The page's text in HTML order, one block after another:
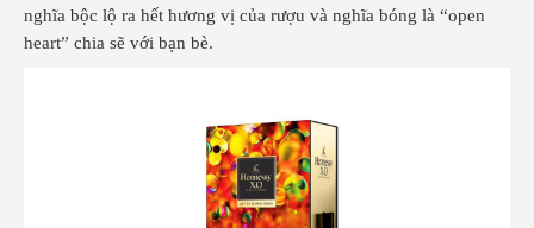
nghĩa bộc lộ ra hết hương vị của rượu và nghĩa bóng là “open
heart” chia sẽ với bạn bè.